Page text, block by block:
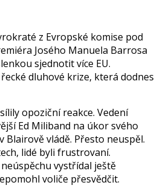
z Evropské komise pod
Josého Manuela Barrosa
sjednotit více EU.
dluhové krize, která dodnes
opoziční reakce. Vedení
Ed Miliband na úkor svého
vládě. Přesto neuspěl.
lidé byli frustrovaní.
vystřídal ještě
voliče přesvědčit.